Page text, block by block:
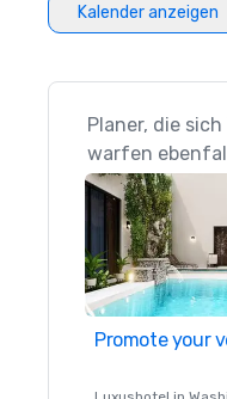
Kalender anzeigen
Planer, die
warfen
Promote your